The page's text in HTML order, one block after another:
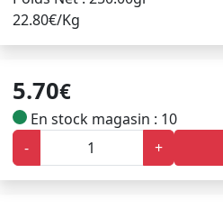
22.80€/Kg
5.70€
En stock magasin : 10
-
+